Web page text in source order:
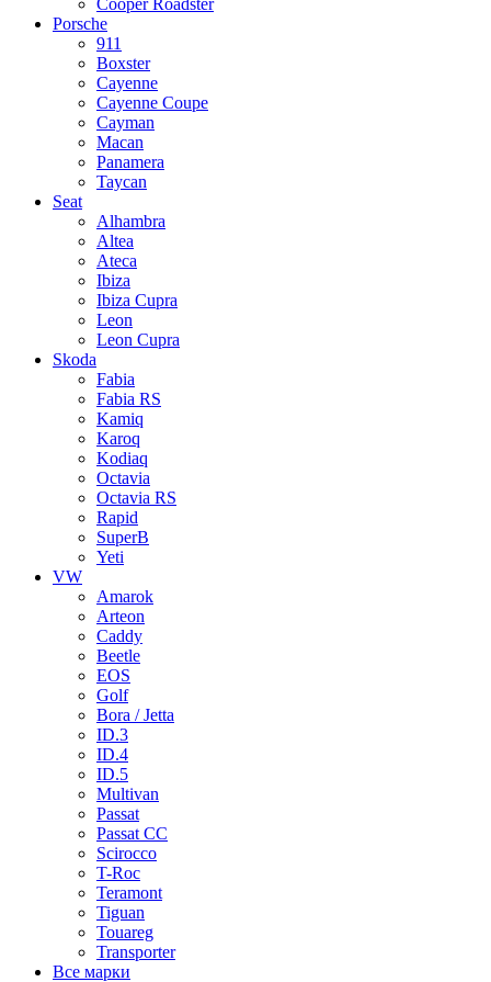
Cooper Roadster
Porsche
911
Boxster
Cayenne
Cayenne Coupe
Cayman
Macan
Panamera
Taycan
Seat
Alhambra
Altea
Ateca
Ibiza
Ibiza Cupra
Leon
Leon Cupra
Skoda
Fabia
Fabia RS
Kamiq
Karoq
Kodiaq
Octavia
Octavia RS
Rapid
SuperB
Yeti
VW
Amarok
Arteon
Caddy
Beetle
EOS
Golf
Bora / Jetta
ID.3
ID.4
ID.5
Multivan
Passat
Passat CC
Scirocco
T-Roc
Teramont
Tiguan
Touareg
Transporter
Все марки